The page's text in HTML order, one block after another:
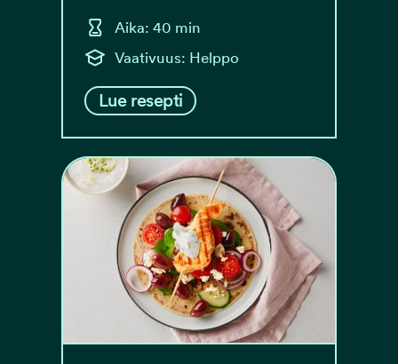
Aika: 40 min
Vaativuus: Helppo
Lue resepti